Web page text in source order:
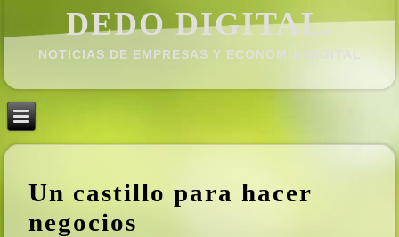
DEDO DIGITAL.
NOTICIAS DE EMPRESAS Y ECONOMÍ­A DIGITAL
Un castillo para hacer
negocios